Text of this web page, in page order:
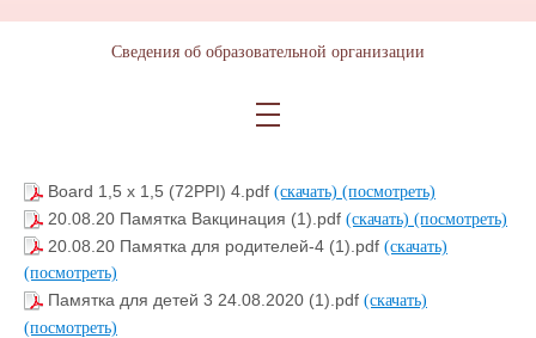
Board 1,5 x 1,5 (72PPI) 4.pdf (скачать) (посмотреть)
20.08.20 Памятка Вакцинация (1).pdf (скачать) (посмотреть)
20.08.20 Памятка для родителей-4 (1).pdf (скачать)
(посмотреть)
Памятка для детей 3 24.08.2020 (1).pdf (скачать)
(посмотреть)
Сведения об образовательной организации